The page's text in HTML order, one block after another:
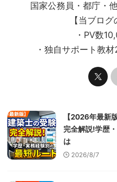
国家公務員・都庁・
【当ブログ
・PV数
・独自サポート教
【2026年最新
完全解説!学歴
は
2026/8/7